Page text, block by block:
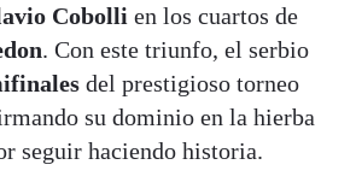
Cobolli en los cuartos de
. Con este triunfo, el serbio
del prestigioso torneo
su dominio en la hierba
seguir haciendo historia.